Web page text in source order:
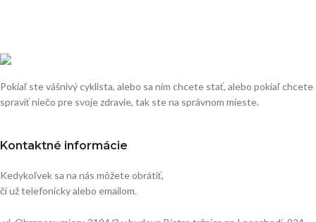
Pokiaľ ste vášnivý cyklista, alebo sa ním chcete stať, alebo pokiaľ chcete
spraviť niečo pre svoje zdravie, tak ste na správnom mieste.
Kontaktné informácie
Kedykoľvek sa na nás môžete obrátiť,
či už telefonicky alebo emailom.